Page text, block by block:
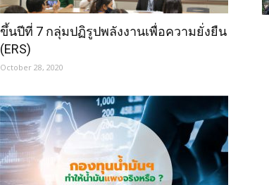
ขึ้นปีที่ 7 กลุ่มปฏิรูปพลังงานเพื่อความยั่งยืน
(ERS)
October 28, 2020